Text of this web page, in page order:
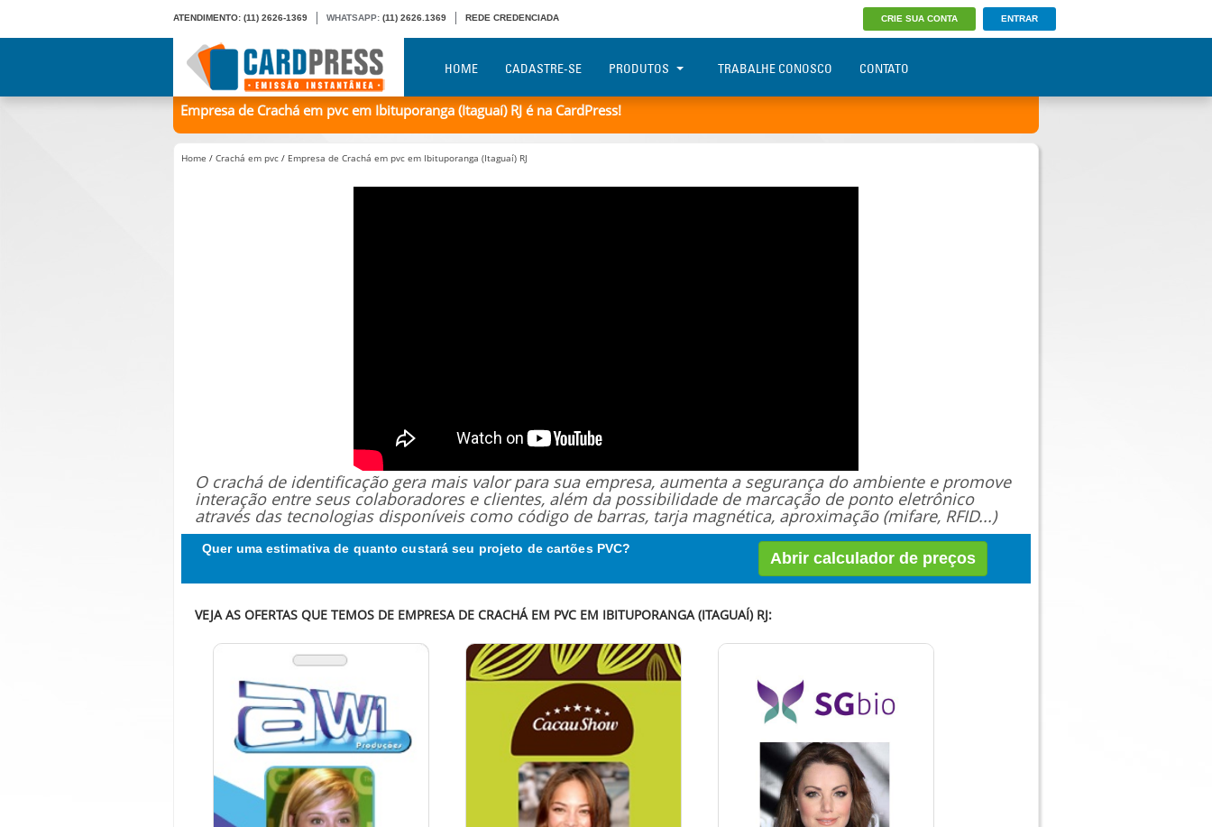
ATENDIMENTO: (11) 2626-1369 WHATSAPP: (11) 2626.1369 REDE CREDENCIADA CRIE SUA CONTA ENTRAR
HOME CADASTRE-SE PRODUTOS TRABALHE CONOSCO CONTATO
Empresa de Crachá em pvc em Ibituporanga (Itaguaí) RJ é na CardPress!
Home / Crachá em pvc / Empresa de Crachá em pvc em Ibituporanga (Itaguaí) RJ
O crachá de identificação gera mais valor para sua empresa, aumenta a segurança do ambiente e promove
interação entre seus colaboradores e clientes, além da possibilidade de marcação de ponto eletrônico
através das tecnologias disponíveis como código de barras, tarja magnética, aproximação (mifare, RFID...)
Quer uma estimativa de quanto custará seu projeto de cartões PVC?
Abrir calculador de preços
VEJA AS OFERTAS QUE TEMOS DE EMPRESA DE CRACHÁ EM PVC EM IBITUPORANGA (ITAGUAÍ) RJ: